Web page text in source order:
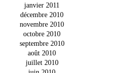
janvier 2011
décembre 2010
novembre 2010
octobre 2010
septembre 2010
août 2010
juillet 2010